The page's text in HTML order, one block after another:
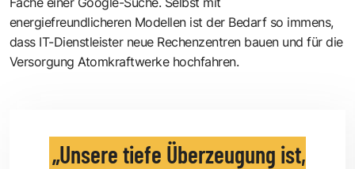
energiefreundlicheren Modellen ist der Bedarf so immens,
dass IT-Dienstleister neue Rechenzentren bauen und für die
Versorgung Atomkraftwerke hochfahren.
Unsere tiefe Überzeugung ist,